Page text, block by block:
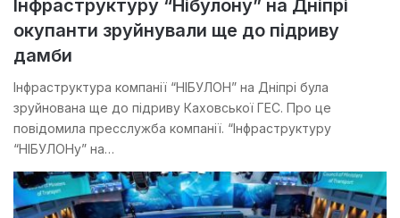
Інфраструктуру “Нібулону” на Дніпрі
окупанти зруйнували ще до підриву
дамби
Інфраструктура компанії “НІБУЛОН” на Дніпрі була
зруйнована ще до підриву Каховської ГЕС. Про це
повідомила пресслужба компанії. “Інфраструктуру
“НІБУЛОНу” на…